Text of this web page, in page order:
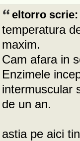
eltorro scrie:
temperatura
maxim.
Cam afara in
Enzimele
intermuscular
de un an.
astia pe aici